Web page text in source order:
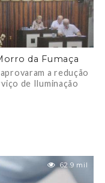
da Fumaça
a redução
de Iluminação
62.9 mil